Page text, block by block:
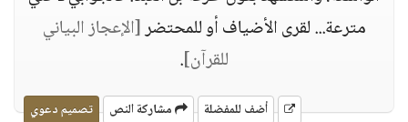
مترعة... لقرى الأضياف أو للمحتضر[الإعجاز البياني
للقرآن].
أضف للمفضلة مشاركة النص تصميم دعوي